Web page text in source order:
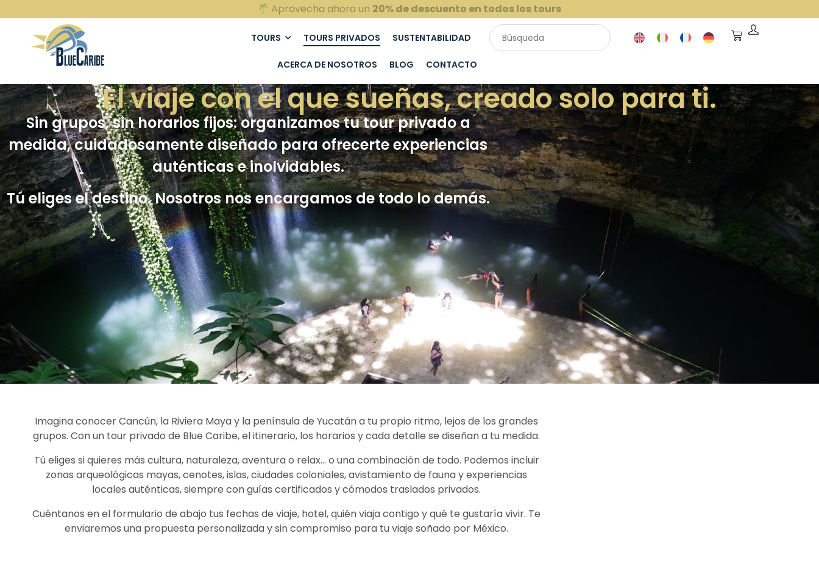
Aprovecha ahora un 20% de descuento en todos los tours
TOURS TOURS PRIVADOS SUSTENTABILIDAD
ACERCA DE NOSOTROS BLOG CONTACTO
El viaje con el que sueñas, creado solo para ti.
Sin grupos, sin horarios fijos: organizamos tu tour privado a
medida, cuidadosamente diseñado para ofrecerte experiencias
auténticas e inolvidables.
Tú eliges el destino. Nosotros nos encargamos de todo lo demás.
Imagina conocer Cancún, la Riviera Maya y la península de Yucatán a tu propio ritmo, lejos de los grandes
grupos. Con un tour privado de Blue Caribe, el itinerario, los horarios y cada detalle se diseñan a tu medida.
Tú eliges si quieres más cultura, naturaleza, aventura o relax… o una combinación de todo. Podemos incluir
zonas arqueológicas mayas, cenotes, islas, ciudades coloniales, avistamiento de fauna y experiencias
locales auténticas, siempre con guías certificados y cómodos traslados privados.
Cuéntanos en el formulario de abajo tus fechas de viaje, hotel, quién viaja contigo y qué te gustaría vivir. Te
enviaremos una propuesta personalizada y sin compromiso para tu viaje soñado por México.